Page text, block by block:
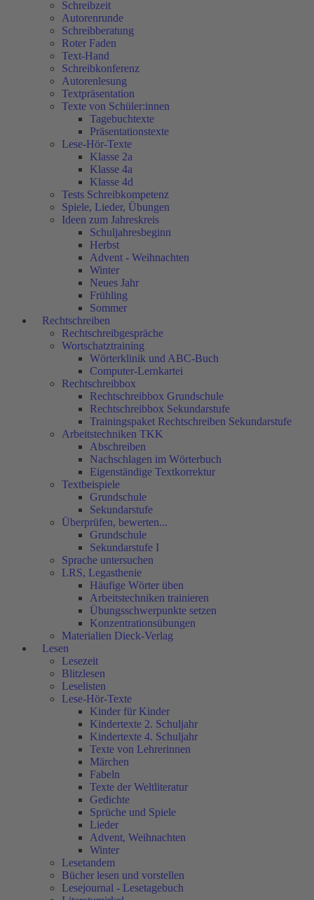
Schreibzeit
Autorenrunde
Schreibberatung
Roter Faden
Text-Hand
Schreibkonferenz
Autorenlesung
Textpräsentation
Texte von Schüler:innen
Tagebuchtexte
Präsentationstexte
Lese-Hör-Texte
Klasse 2a
Klasse 4a
Klasse 4d
Tests Schreibkompetenz
Spiele, Lieder, Übungen
Ideen zum Jahreskreis
Schuljahresbeginn
Herbst
Advent - Weihnachten
Winter
Neues Jahr
Frühling
Sommer
Rechtschreiben
Rechtschreibgespräche
Wortschatztraining
Wörterklinik und ABC-Buch
Computer-Lernkartei
Rechtschreibbox
Rechtschreibbox Grundschule
Rechtschreibbox Sekundarstufe
Trainingspaket Rechtschreiben Sekundarstufe
Arbeitstechniken TKK
Abschreiben
Nachschlagen im Wörterbuch
Eigenständige Textkorrektur
Textbeispiele
Grundschule
Sekundarstufe
Überprüfen, bewerten...
Grundschule
Sekundarstufe I
Sprache untersuchen
LRS, Legasthenie
Häufige Wörter üben
Arbeitstechniken trainieren
Übungsschwerpunkte setzen
Konzentrationsübungen
Materialien Dieck-Verlag
Lesen
Lesezeit
Blitzlesen
Leselisten
Lese-Hör-Texte
Kinder für Kinder
Kindertexte 2. Schuljahr
Kindertexte 4. Schuljahr
Texte von Lehrerinnen
Märchen
Fabeln
Texte der Weltliteratur
Gedichte
Sprüche und Spiele
Lieder
Advent, Weihnachten
Winter
Lesetandem
Bücher lesen und vorstellen
Lesejournal - Lesetagebuch